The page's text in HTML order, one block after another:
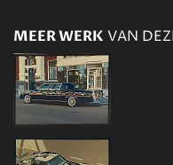
MEER WERK VAN